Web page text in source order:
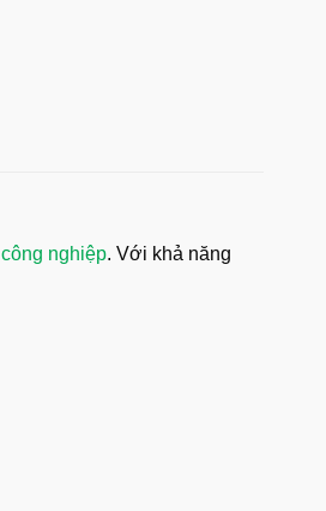
công nghiệp. Với khả năng